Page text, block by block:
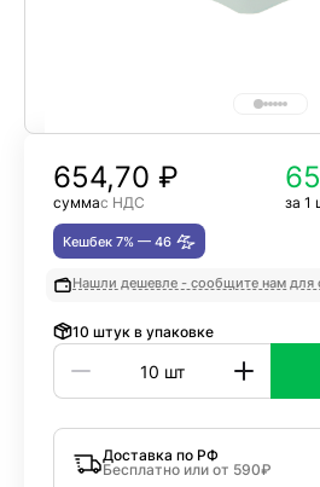
654,70 ₽
суммас НДС за 1
Кешбек 7% — 46
Нашли дешевле - сообщите нам для
10 штук в упаковке
Доставка по РФ
Бесплатно или от 590₽